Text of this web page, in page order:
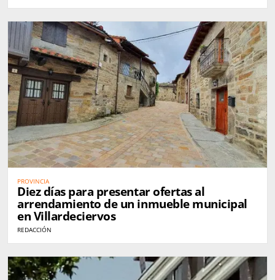
PROVINCIA
Diez días para presentar ofertas al
arrendamiento de un inmueble municipal
en Villardeciervos
REDACCIÓN